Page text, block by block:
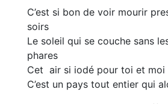
C’est si bon de voir mourir
soirs
Le soleil qui se couche sans
phares
Cet air si iodé pour toi et moi
C’est un pays tout entier qui